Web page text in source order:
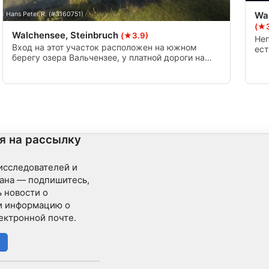
Hans Peter R. (#3160751)
Walchensee, Steinbruch (★3.9)
Вход на этот участок расположен на южном
берегу озера Вальчензее, у платной дороги на
на рассылку
и
— подпишитесь,
новости о
информацию о
почте.